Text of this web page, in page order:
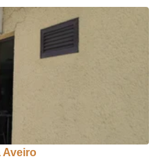
Aveiro